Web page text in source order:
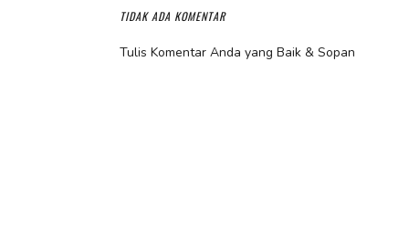
TIDAK ADA KOMENTAR
Tulis Komentar Anda yang Baik & Sopan